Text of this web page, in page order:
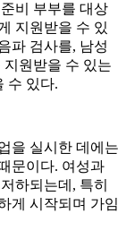
비 부부를 대상
지원받을 수 있
파 검사를, 남성
원받을 수 있는
수 있다.
을 실시한 데에는
문이다. 여성과
하되는데, 특히
게 시작되며 가임